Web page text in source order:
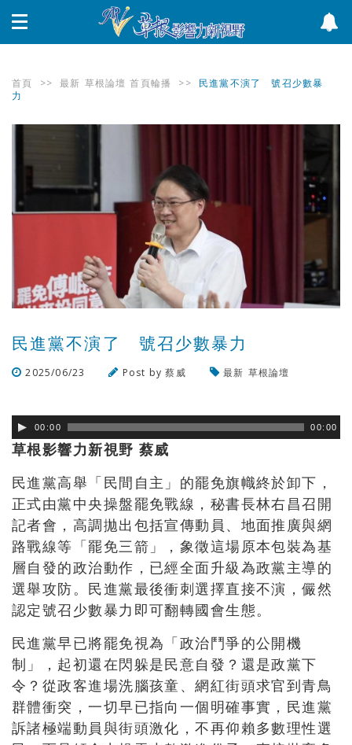
首頁 >> 最新 草根論壇 首頁輪播 >>
民進黨不演了 號召少數暴
力
民進黨不演了 號召少數暴力
2025/06/23 Post by蔡威 最新 草根論壇
00:00 00:00
草根影響力新視野 蔡威
民進黨高舉「民間自主」的罷免旗幟終於卸下，
正式由黨中央操盤罷免戰線，秘書長林右昌召開
記者會，高調拋出包括宣傳動員、地面推廣與網
路戰線等「罷免三箭」，象徵這場原本包裝為基
層自發的政治動作，已經全面升級為政黨主導的
選舉攻防。民進黨最後衝刺選擇直接不演，儼然
認定號召少數暴力即可翻轉國會生態。
民進黨早已將罷免視為「政治鬥爭的公開機
制」，起初還在閃躲是民意自發？還是政黨下
令？從政客進場洗腦孩童、網紅街頭求官到青鳥
群體衝突，一切早已指向一個明確事實，民進黨
訴諸極端動員與街頭激化，不再仰賴多數理性選